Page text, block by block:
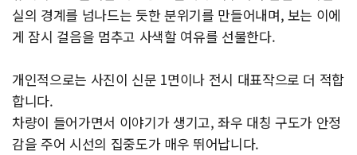
실의 경계를 넘나드는 듯한 분위기를 만들어내며, 보는 이에
게 잠시 걸음을 멈추고 사색할 여유를 선물한다.
개인적으로는 사진이 신문 1면이나 전시 대표작으로 더 적합
합니다.
차량이 들어가면서 이야기가 생기고, 좌우 대칭 구도가 안정
감을 주어 시선의 집중도가 매우 뛰어납니다.